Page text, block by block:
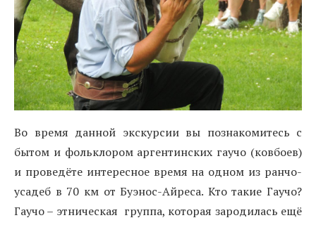
Во время данной экскурсии вы познакомитесь с
бытом и фольклором аргентинских гаучо (ковбоев)
и проведёте интересное время на одном из ранчо-
усадеб в 70 км от Буэнос-Айреса. Кто такие Гаучо?
Гаучо – этническая группа, которая зародилась ещё